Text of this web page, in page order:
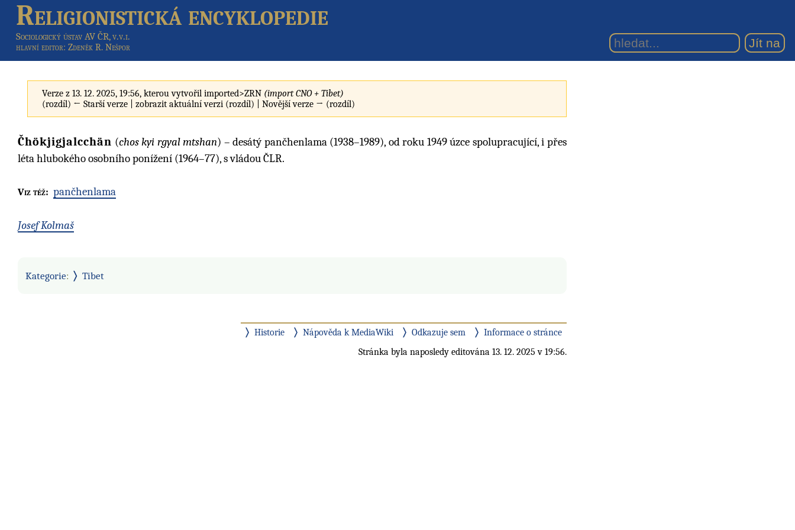
Religionistická encyklopedie
Sociologický ústav AV ČR, v.v.i.
hlavní editor: Zdeněk R. Nešpor
Verze z 13. 12. 2025, 19:56, kterou vytvořil imported>ZRN (import CNO + Tibet)
(rozdíl) ← Starší verze | zobrazit aktuální verzi (rozdíl) | Novější verze → (rozdíl)
Čhökjigjalcchän (chos kyi rgyal mtshan) – desátý pančhenlama (1938–1989), od roku 1949 úzce spolupracující, i přes
léta hlubokého osobního ponížení (1964–77), s vládou ČLR.
Viz též: pančhenlama
Josef Kolmaš
Kategorie: Tibet
Historie Nápověda k MediaWiki Odkazuje sem
Informace o stránce
Stránka byla naposledy editována 13. 12. 2025 v 19:56.